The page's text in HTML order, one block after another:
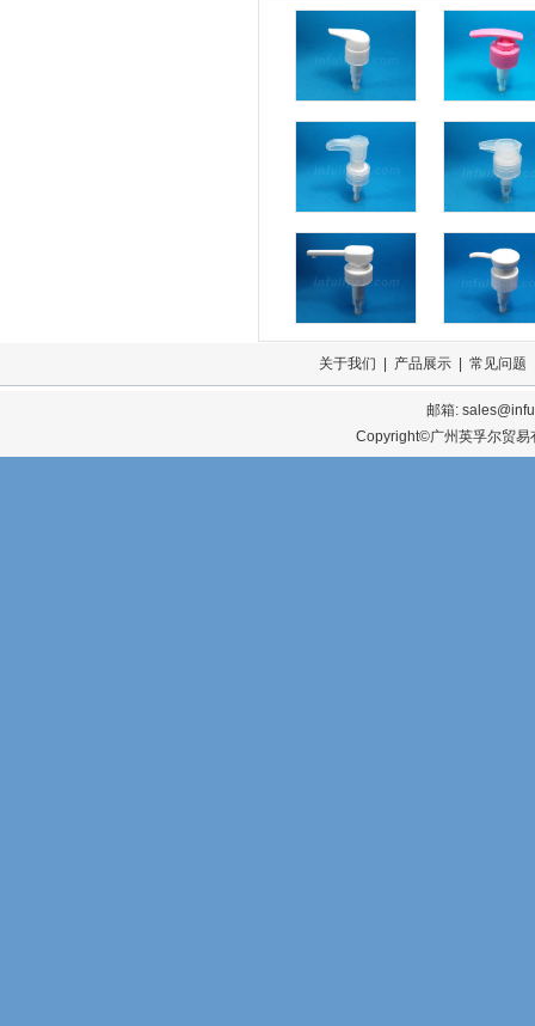
关于我们 产品展示 常见问题
邮箱:
Copyright©广州英孚尔贸易